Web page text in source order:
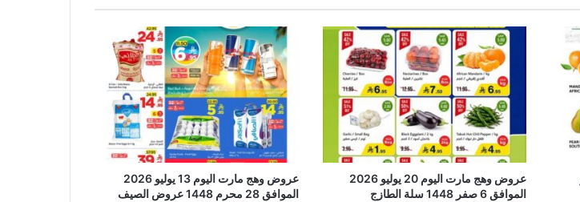
عروض وهج مارت اليوم 20 يوليو 2026
الموافق 6 صفر 1448 سلة الطازج
عروض وهج مارت اليوم 13 يوليو 2026
الموافق 28 محرم 1448 عروض الصيف